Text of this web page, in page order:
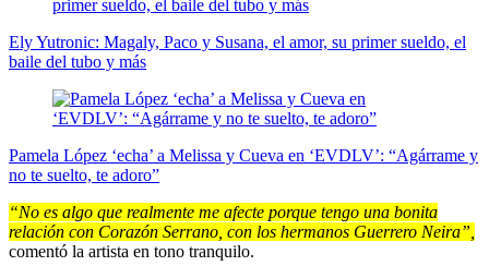
Ely Yutronic: Magaly, Paco y Susana, el amor, su primer sueldo, el
baile del tubo y más
Pamela López ‘echa’ a Melissa y Cueva en ‘EVDLV’: “Agárrame y
no te suelto, te adoro”
“No es algo que realmente me afecte porque tengo una bonita
relación con Corazón Serrano, con los hermanos Guerrero Neira”,
comentó la artista en tono tranquilo.